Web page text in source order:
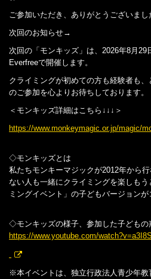
ご参加いただき、ありがとうございまし
次回のお知らせ→
次回の「モンキッズ」は、2026年8月29
Everfreeで開催します。
クライミングが初めての方も経験者も
のご参加を心よりお待ちしております。
＜モンキッズ詳細はこちら↓↓↓＞
https://www.monkeymagic.or.jp/magic/
◇モンキッズとは
私たちモンキーマジックが2012年から
ない人も一緒にクライミングを楽しも
ミングイベント」の子どもバージョンが
◇モンキッズの様子、参加した子どもの
https://www.youtube.com/
※本イベントは、独立行政法人青少年教